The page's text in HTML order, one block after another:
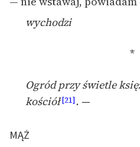
wychodzi
*
Ogród przy świetle
kościół[21]. —
MĄŻ